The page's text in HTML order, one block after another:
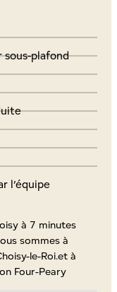
plafond
l’équipe
à 7 minutes
sommes à
le-Roi.et à
Four-Peary